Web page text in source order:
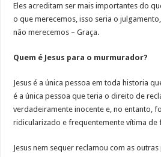
Eles acreditam ser mais importantes do
o que merecemos, isso seria o
não merecemos – Graça.
Quem é Jesus para o murmurador?
Jesus é a única pessoa em toda historia
é a única pessoa que teria o direito de
verdadeiramente inocente e, no entanto,
ridicularizado e frequentemente vítima de
Jesus nem sequer reclamou com as